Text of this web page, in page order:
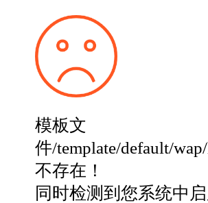
模板文
件/template/default/
不存在！
同时检测到您系统中